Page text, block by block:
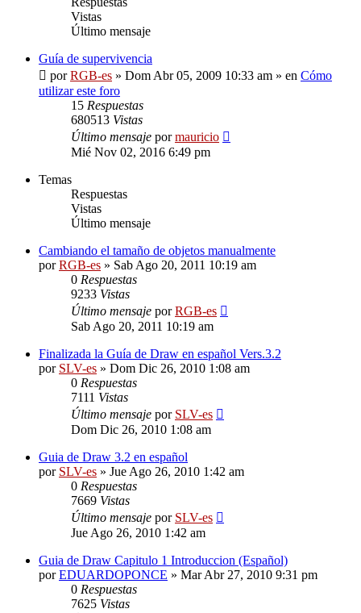
Vistas
Último mensaje
Guía de supervivencia
porRGB-es » Dom Abr 05, 2009 10:33 am » en Cómo
utilizar este foro
15 Respuestas
680513 Vistas
Último mensaje pormauricio
Mié Nov 02, 2016 6:49 pm
Temas
Respuestas
Vistas
Último mensaje
Cambiando el tamaño de objetos manualmente
porRGB-es » Sab Ago 20, 2011 10:19 am
0 Respuestas
9233 Vistas
Último mensaje porRGB-es
Sab Ago 20, 2011 10:19 am
Finalizada la Guía de Draw en español Vers.3.2
por SLV-es » Dom Dic 26, 2010 1:08 am
0 Respuestas
7111 Vistas
Último mensaje por SLV-es
Dom Dic 26, 2010 1:08 am
Guia de Draw 3.2 en español
por SLV-es » Jue Ago 26, 2010 1:42 am
0 Respuestas
7669 Vistas
Último mensaje por SLV-es
Jue Ago 26, 2010 1:42 am
Guia de Draw Capitulo 1 Introduccion (Español)
porEDUARDOPONCE » Mar Abr 27, 2010 9:31 pm
0 Respuestas
7625 Vistas